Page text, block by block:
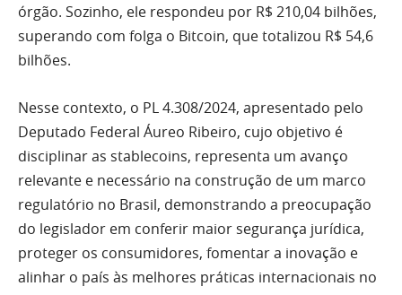
órgão. Sozinho, ele respondeu por R$ 210,04 bilhões,
superando com folga o Bitcoin, que totalizou R$ 54,6
bilhões.
Nesse contexto, o PL 4.308/2024, apresentado pelo
Deputado Federal Áureo Ribeiro, cujo objetivo é
disciplinar as stablecoins, representa um avanço
relevante e necessário na construção de um marco
regulatório no Brasil, demonstrando a preocupação
do legislador em conferir maior segurança jurídica,
proteger os consumidores, fomentar a inovação e
alinhar o país às melhores práticas internacionais no